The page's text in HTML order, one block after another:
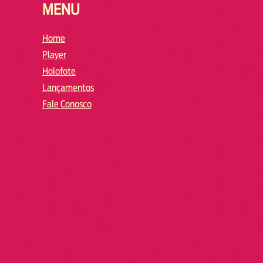
MENU
Home
Player
Holofote
Lançamentos
Fale Conosco